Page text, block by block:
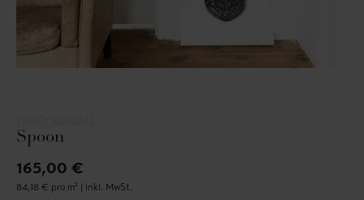
Spoon
165,00 €
84,18 € pro m² | inkl. MwSt.